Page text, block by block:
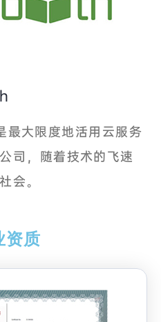
大限度地活用云服务
司，随着技术的飞速
会。
资质